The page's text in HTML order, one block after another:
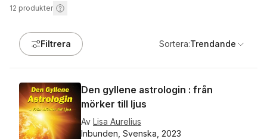
12 produkter
Filtrera Sortera:Trendande
Den gyllene astrologin : från
mörker till ljus
Av Lisa Aurelius
Inbunden, Svenska, 2023